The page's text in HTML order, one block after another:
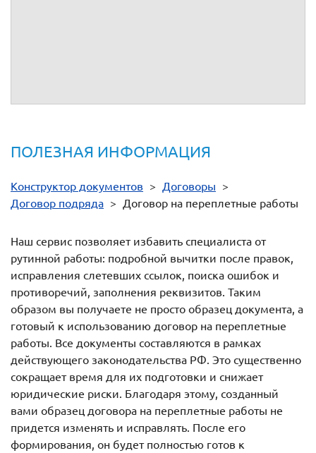
ПОЛЕЗНАЯ ИНФОРМАЦИЯ
Конструктор документов > Договоры >
Договор подряда > Договор на переплетные работы
Наш сервис позволяет избавить специалиста от
рутинной работы: подробной вычитки после правок,
исправления слетевших ссылок, поиска ошибок и
противоречий, заполнения реквизитов. Таким
образом вы получаете не просто образец документа, а
готовый к использованию договор на переплетные
работы. Все документы составляются в рамках
действующего законодательства РФ. Это существенно
сокращает время для их подготовки и снижает
юридические риски. Благодаря этому, созданный
вами образец договора на переплетные работы не
придется изменять и исправлять. После его
формирования, он будет полностью готов к